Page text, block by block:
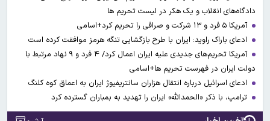
دادگاه‌های انقلاب و یک هکر در لیست تحریم ها
آمریکا ۵ فرد و ۱۳ شرکت و صرافی را تحریم کرد+اسامی
ادعای باراک راوید: ایران با طرح بازگشایی تنگه هرمز موافقت کرده است
آمریکا تحریم‌های جدیدی علیه ایران اعمال کرد/ ۴ فرد و ۹ نهاد مرتبط با
دولت ایران در فهرست تحریم ها+اسامی
ادعای اسرائیل درباره انتقال هزاران سانتریفیوژ ایران به اعماق کوه کلنگ
ترامپ، با ذکر «الحمدالله» ایران را تهدید به بمباران گسترده کرد